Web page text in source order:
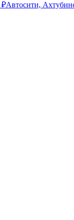
₽Автосити,